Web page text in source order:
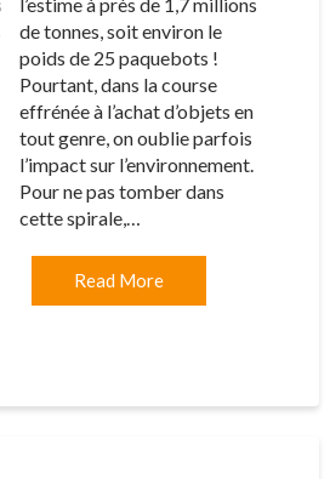
de tonnes, soit environ le
poids de 25 paquebots !
Pourtant, dans la course
effrénée à l’achat d’objets en
tout genre, on oublie parfois
l’impact sur l’environnement.
Pour ne pas tomber dans
cette spirale,…
Read More